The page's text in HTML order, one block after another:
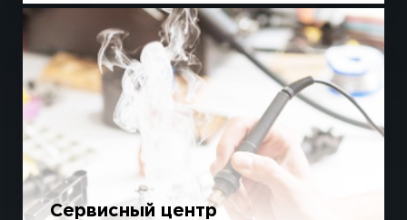
Сервисный центр